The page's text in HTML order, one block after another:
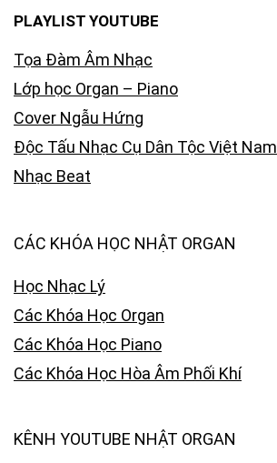
PLAYLIST YOUTUBE
Tọa Đàm Âm Nhạc
Lớp học Organ – Piano
Cover Ngẫu Hứng
Độc Tấu Nhạc Cụ Dân Tộc Việt Nam
Nhạc Beat
CÁC KHÓA HỌC NHẬT ORGAN
Học Nhạc Lý
Các Khóa Học Organ
Các Khóa Học Piano
Các Khóa Học Hòa Âm Phối Khí
KÊNH YOUTUBE NHẬT ORGAN